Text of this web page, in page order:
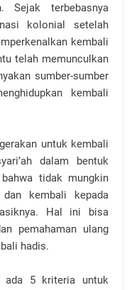
Sejak terbebasnya
kolonial setelah
kembali
telah memunculkan
sumber-sumber
kembali
untuk kembali
dalam bentuk
tidak mungkin
kembali kepada
Hal ini bisa
pemahaman ulang
hadis.
ada 5 kriteria untuk